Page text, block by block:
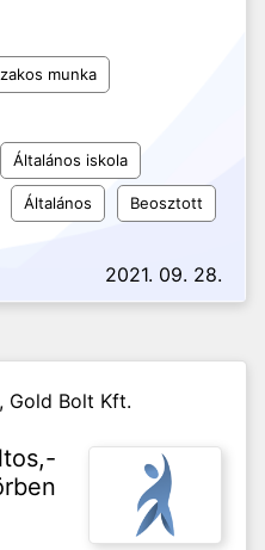
munka
Általános iskola
Általános Beosztott
2021. 09. 28.
Gold Bolt Kft.